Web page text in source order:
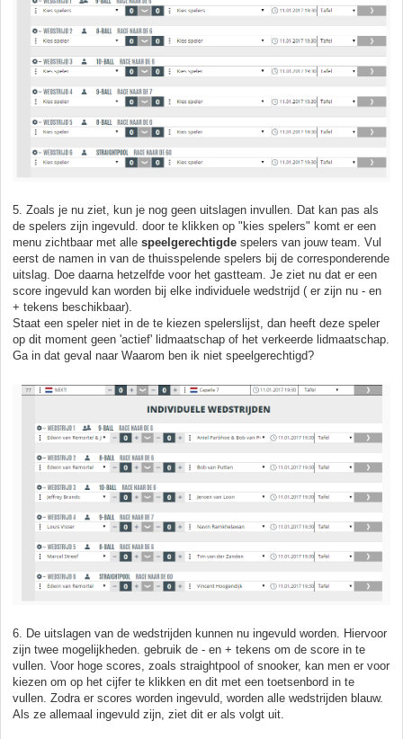
5. Zoals je nu ziet, kun je nog geen uitslagen invullen. Dat kan pas als
de spelers zijn ingevuld. door te klikken op "kies spelers" komt er een
menu zichtbaar met alle speelgerechtigde spelers van jouw team. Vul
eerst de namen in van de thuisspelende spelers bij de corresponderende
uitslag. Doe daarna hetzelfde voor het gastteam. Je ziet nu dat er een
score ingevuld kan worden bij elke individuele wedstrijd ( er zijn nu - en
+ tekens beschikbaar).
Staat een speler niet in de te kiezen spelerslijst, dan heeft deze speler
op dit moment geen 'actief' lidmaatschap of het verkeerde lidmaatschap.
Ga in dat geval naar Waarom ben ik niet speelgerechtigd?
6. De uitslagen van de wedstrijden kunnen nu ingevuld worden. Hiervoor
zijn twee mogelijkheden. gebruik de - en + tekens om de score in te
vullen. Voor hoge scores, zoals straightpool of snooker, kan men er voor
kiezen om op het cijfer te klikken en dit met een toetsenbord in te
vullen. Zodra er scores worden ingevuld, worden alle wedstrijden blauw.
Als ze allemaal ingevuld zijn, ziet dit er als volgt uit.